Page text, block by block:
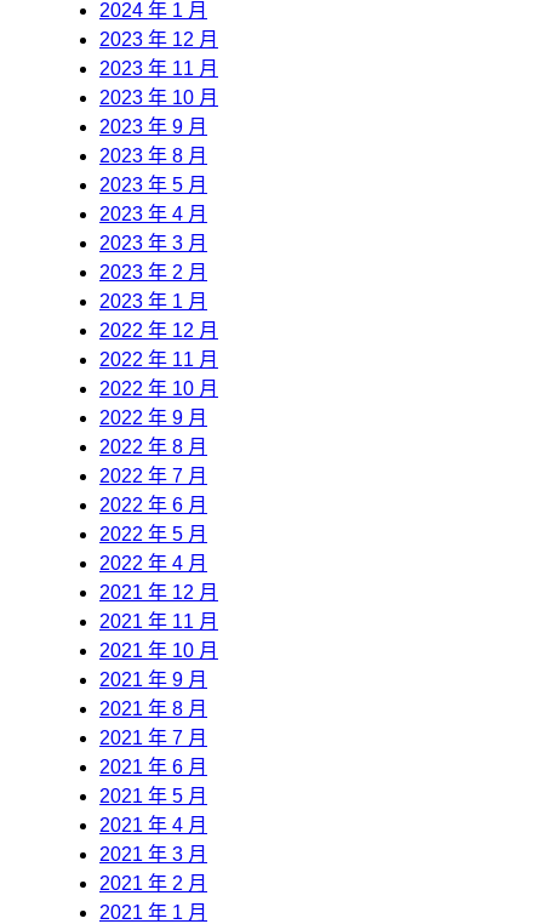
2024 年 1 月
2023 年 12 月
2023 年 11 月
2023 年 10 月
2023 年 9 月
2023 年 8 月
2023 年 5 月
2023 年 4 月
2023 年 3 月
2023 年 2 月
2023 年 1 月
2022 年 12 月
2022 年 11 月
2022 年 10 月
2022 年 9 月
2022 年 8 月
2022 年 7 月
2022 年 6 月
2022 年 5 月
2022 年 4 月
2021 年 12 月
2021 年 11 月
2021 年 10 月
2021 年 9 月
2021 年 8 月
2021 年 7 月
2021 年 6 月
2021 年 5 月
2021 年 4 月
2021 年 3 月
2021 年 2 月
2021 年 1 月